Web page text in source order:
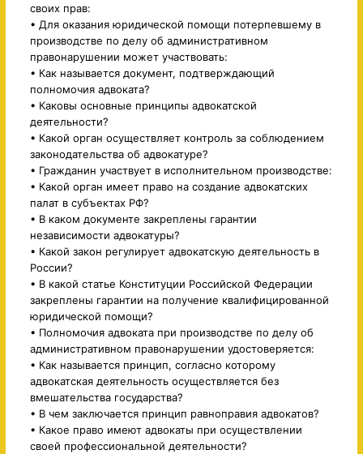
своих прав:
• Для оказания юридической помощи потерпевшему в
производстве по делу об административном
правонарушении может участвовать:
• Как называется документ, подтверждающий
полномочия адвоката?
• Каковы основные принципы адвокатской
деятельности?
• Какой орган осуществляет контроль за соблюдением
законодательства об адвокатуре?
• Гражданин участвует в исполнительном производстве:
• Какой орган имеет право на создание адвокатских
палат в субъектах РФ?
• В каком документе закреплены гарантии
независимости адвокатуры?
• Какой закон регулирует адвокатскую деятельность в
России?
• В какой статье Конституции Российской Федерации
закреплены гарантии на получение квалифицированной
юридической помощи?
• Полномочия адвоката при производстве по делу об
административном правонарушении удостоверяется:
• Как называется принцип, согласно которому
адвокатская деятельность осуществляется без
вмешательства государства?
• В чем заключается принцип равноправия адвокатов?
• Какое право имеют адвокаты при осуществлении
своей профессиональной деятельности?